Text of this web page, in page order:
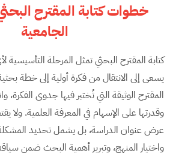
خطوات كتابة المقترح
الجامعية
كتابة المقترح البحثي تمثل المرحلة
يسعى إلى الانتقال من فكرة أولية إلى خطة
المقترح الوثيقة التي تُختبر فيها جدوى الفكرة،
وقدرتها على الإسهام في المعرفة العلمية. ولا
عرض عنوان الدراسة، بل يشمل تحديد
واختيار المنهج، وتبرير أهمية البحث ضمن